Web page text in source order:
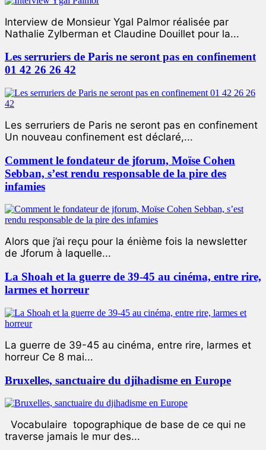
Interview de Monsieur Ygal Palmor réalisée par
Nathalie Zylberman et Claudine Douillet pour la...
Les serruriers de Paris ne seront pas en confinement
01 42 26 26 42
Les serruriers de Paris ne seront pas en confinement
Un nouveau confinement est déclaré,...
Comment le fondateur de jforum, Moïse Cohen
Sebban, s’est rendu responsable de la pire des
infamies
Alors que j’ai reçu pour la énième fois la newsletter
de Jforum à laquelle...
La Shoah et la guerre de 39-45 au cinéma, entre rire,
larmes et horreur
La guerre de 39-45 au cinéma, entre rire, larmes et
horreur Ce 8 mai...
Bruxelles, sanctuaire du djihadisme en Europe
Vocabulaire topographique de base de ce qui ne
traverse jamais le mur des...